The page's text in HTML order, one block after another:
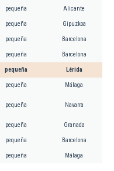
pequeña Alicante
pequeña Gipuzkoa
pequeña Barcelona
pequeña Barcelona
pequeña Lérida
pequeña Málaga
pequeña Navarra
pequeña Granada
pequeña Barcelona
pequeña Málaga